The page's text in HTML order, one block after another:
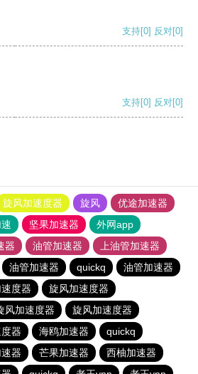
支持[0] 反对[0]
支持[0] 反对[0]
旋风加速度器 旋风
优途加速器
坚果加速器
外网app
器 油管加速器
上油管加速器
油管加速器 quickq
油管加速器
度器
旋风加速度器
风加速度器
旋风加速度器
器 海鸥加速器
quickq
器 芒果加速器
西柚加速器